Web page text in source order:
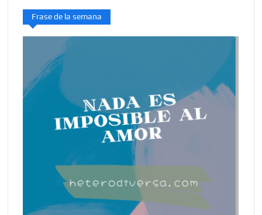
Frase de la semana